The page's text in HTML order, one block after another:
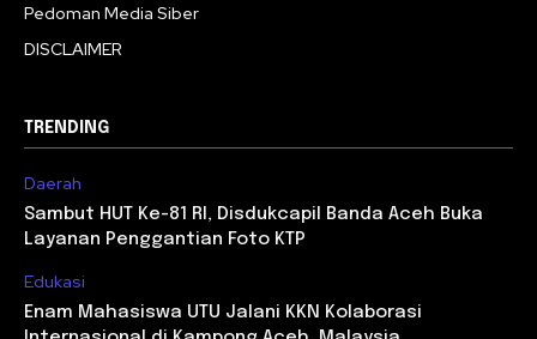
Pedoman Media Siber
DISCLAIMER
TRENDING
Daerah
Sambut HUT Ke-81 RI, Disdukcapil Banda Aceh Buka
Layanan Penggantian Foto KTP
Edukasi
Enam Mahasiswa UTU Jalani KKN Kolaborasi